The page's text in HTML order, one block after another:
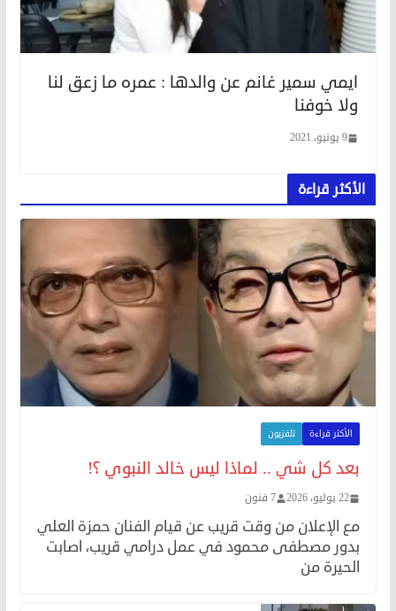
ايمي سمير غانم عن والدها : عمره ما زعق لنا
ولا خوفنا
9 يونيو، 2021
الأكثر قراءة
الأكثر قراءة تلفزيون
بعد كل شي .. لماذا ليس خالد النبوي ؟!
22 يوليو، 2026 7 فنون
مع الإعلان من وقت قريب عن قيام الفنان حمزة العلي
بدور مصطفى محمود في عمل درامي قريب، اصابت
الحيرة من